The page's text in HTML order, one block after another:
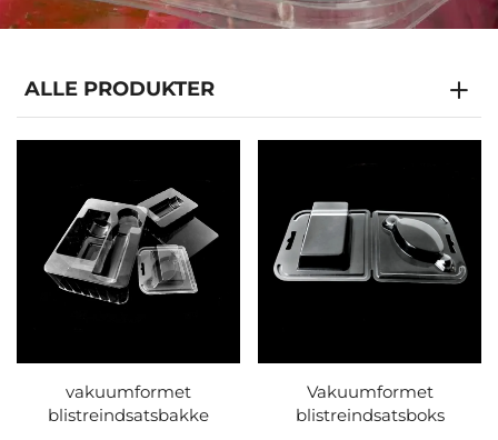
ALLE PRODUKTER
vakuumformet
blistreindsatsbakke
Vakuumformet
blistreindsatsboks